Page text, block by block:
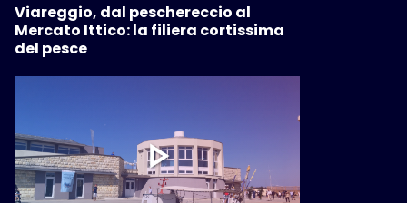
Viareggio, dal peschereccio al
Mercato Ittico: la filiera cortissima
del pesce